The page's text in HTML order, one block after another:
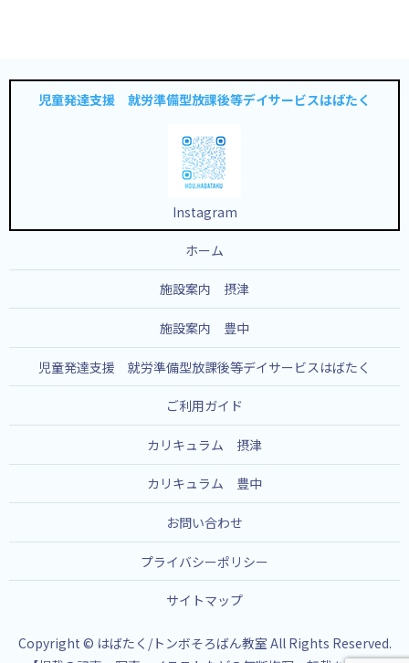
児童発達支援 就労準備型放課後等デイサービスはばたく
Instagram
ホーム
施設案内 摂津
施設案内 豊中
児童発達支援 就労準備型放課後等デイサービスはばたく
ご利用ガイド
カリキュラム 摂津
カリキュラム 豊中
お問い合わせ
プライバシーポリシー
サイトマップ
Copyright © はばたく/トンボそろばん教室 All Rights Reserved.